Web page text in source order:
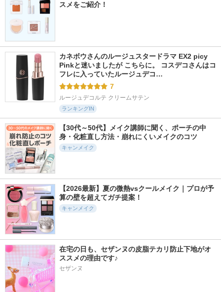
スメをご紹介！
カネボウさんのルージュスタードラマ EX2 picy
Pinkと迷いましたが こちらに。 コスデコさんはコ
フレに入っていたルージュデコ…
7
ルージュデコルテ クリームサテン
ランキングIN
【30代～50代】メイク講師に聞く、ポーチの中
身・化粧直し方法・崩れにくいメイクのコツ
キャンメイク
【2026最新】夏の微熱vsクールメイク｜プロが予
算の壁を超えてガチ提案！
キャンメイク
在宅の日も、セザンヌの皮脂テカリ防止下地がオ
ススメの理由です♪
セザンヌ